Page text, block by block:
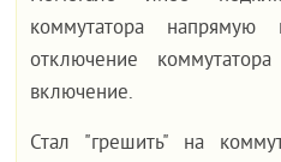
коммутатора
отключение
включение.
Стал "грешить" на